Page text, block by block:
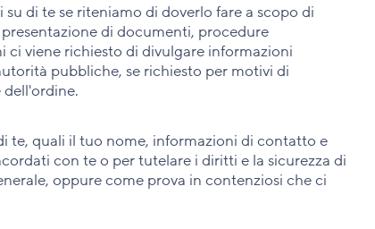
di te se riteniamo di doverlo fare a scopo di
di documenti, procedure
ci viene richiesto di divulgare informazioni
pubbliche, se richiesto per motivi di
dell'ordine.
te, quali il tuo nome, informazioni di contatto e
con te o per tutelare i diritti e la sicurezza di
oppure come prova in contenziosi che ci